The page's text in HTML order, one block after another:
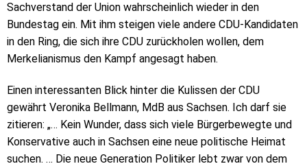
Sachverstand der Union wahrscheinlich wieder in den
Bundestag ein. Mit ihm steigen viele andere CDU-Kandidaten
in den Ring, die sich ihre CDU zurückholen wollen, dem
Merkelianismus den Kampf angesagt haben.
Einen interessanten Blick hinter die Kulissen der CDU
gewährt Veronika Bellmann, MdB aus Sachsen. Ich darf sie
zitieren: „… Kein Wunder, dass sich viele Bürgerbewegte und
Konservative auch in Sachsen eine neue politische Heimat
suchen. … Die neue Generation Politiker lebt zwar von dem